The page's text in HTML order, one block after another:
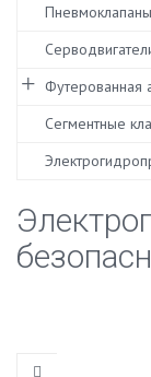
Пневмоклапаны
Футерованная
Сегментные